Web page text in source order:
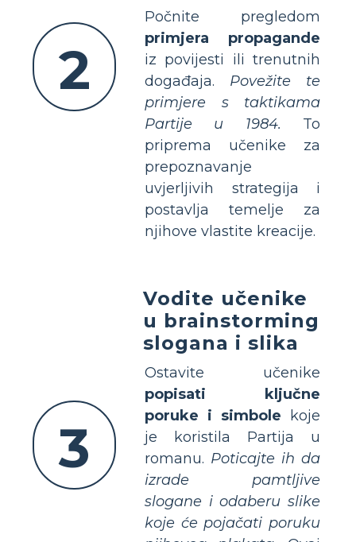
2
Počnite pregledom
primjera propagande
iz povijesti ili trenutnih
događaja. Povežite te
primjere s taktikama
Partije u 1984. To
priprema učenike za
prepoznavanje
uvjerljivih strategija i
postavlja temelje za
njihove vlastite kreacije.
3
Vodite učenike
u brainstorming
slogana i slika
Ostavite učenike
popisati ključne
poruke i simbole koje
je koristila Partija u
romanu. Poticajte ih da
izrade pamtljive
slogane i odaberu slike
koje će pojačati poruku